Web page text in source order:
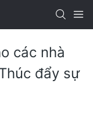
các nhà
đẩy sự